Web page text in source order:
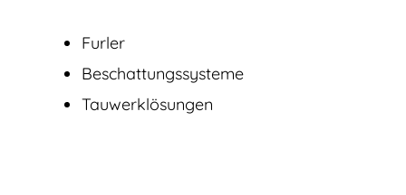
Furler
Beschattungssysteme
Tauwerklösungen